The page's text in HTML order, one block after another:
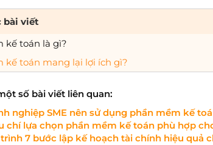
bài viết
kế toán là gì?
kế toán mang lại lợi ích gì?
số bài viết liên quan:
nghiệp SME nên sử dụng phần mềm kế
chí lựa chọn phần mềm kế toán phù hợp
7 bước lập kế hoạch tài chính hiệu quả